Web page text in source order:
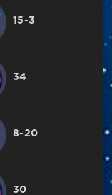
15-3
34
8-20
30